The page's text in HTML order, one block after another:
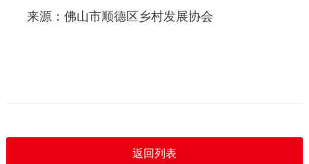
来源：佛山市顺德区乡村发展协会
返回列表